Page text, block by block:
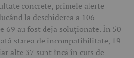
concrete, primele alerte
la deschiderea a 106
69 au fost deja soluționate. În 50
starea de incompatibilitate, 19
alte 37 sunt încă în curs de